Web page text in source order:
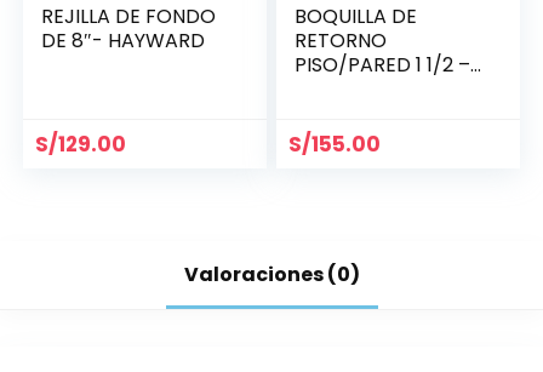
REJILLA DE FONDO
DE 8″- HAYWARD
S/129.00
BOQUILLA DE
RETORNO
PISO/PARED 1 1/2 –
S/155.00
Valoraciones (0)